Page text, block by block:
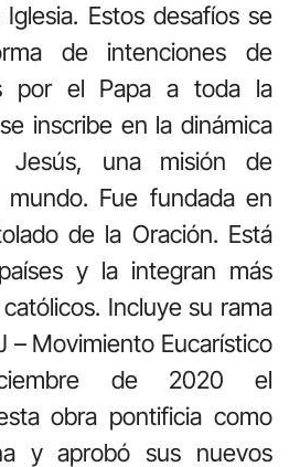
Estos desafíos se
de intenciones de
por el Papa a toda la
inscribe en la dinámica
una misión de
Fue fundada en
de la Oración. Está
y la integran más
Incluye su rama
– Movimiento Eucarístico
de 2020 el
obra pontificia como
y aprobó sus nuevos